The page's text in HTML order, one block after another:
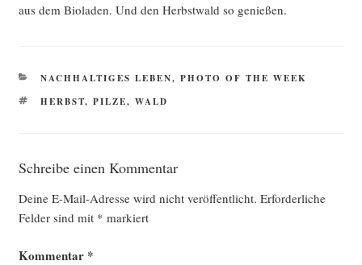
aus dem Bio­la­den. Und den Herbst­wald so genießen.
KATEGORIEN
NACHHALTIGES LEBEN, PHOTO OF THE WEEK
SCHLAGWÖRTER
HERBST, PILZE, WALD
Schreibe einen Kommentar
Deine E-Mail-Adresse wird nicht veröffentlicht. Erforderliche
Felder sind mit * markiert
Kommentar *